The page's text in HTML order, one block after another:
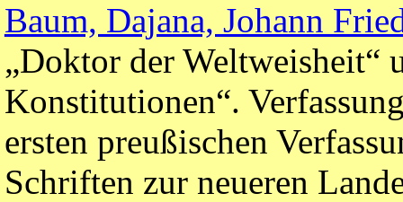
Baum, Dajana, Johann
„Doktor der Weltweisheit“
Konstitutionen“.
ersten preußischen
Schriften zur neueren